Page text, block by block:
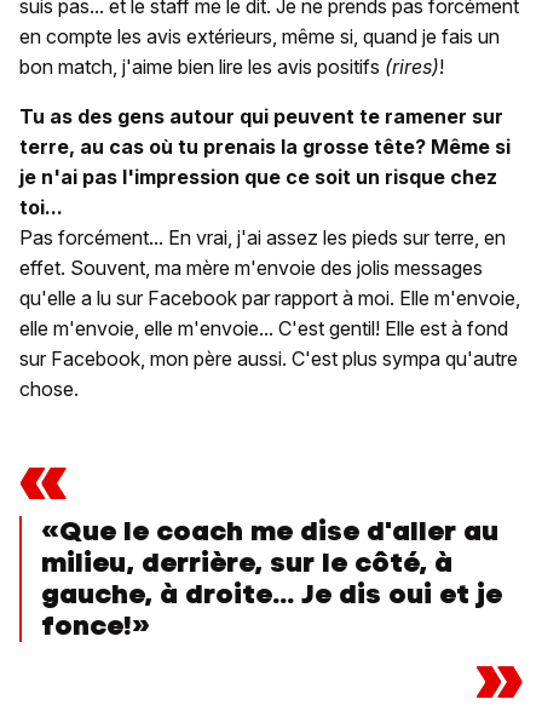
suis pas... et le staff me le dit. Je ne prends pas forcément
en compte les avis extérieurs, même si, quand je fais un
bon match, j'aime bien lire les avis positifs (rires)!
Tu as des gens autour qui peuvent te ramener sur
terre, au cas où tu prenais la grosse tête? Même si
je n'ai pas l'impression que ce soit un risque chez
toi...
Pas forcément... En vrai, j'ai assez les pieds sur terre, en
effet. Souvent, ma mère m'envoie des jolis messages
qu'elle a lu sur Facebook par rapport à moi. Elle m'envoie,
elle m'envoie, elle m'envoie... C'est gentil! Elle est à fond
sur Facebook, mon père aussi. C'est plus sympa qu'autre
chose.
«
«Que le coach me dise d'aller au
milieu, derrière, sur le côté, à
gauche, à droite... Je dis oui et je
fonce!»
»